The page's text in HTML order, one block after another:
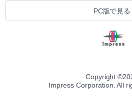
PC版で見る
Copyright ©
Impress Corporation. All